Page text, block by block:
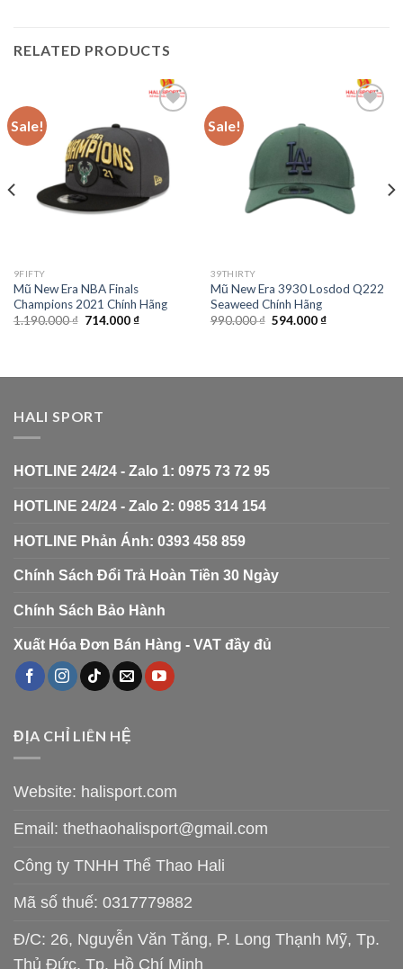
RELATED PRODUCTS
Sale!
wishlist
9FIFTY
Mũ New Era NBA Finals
Champions 2021 Chính Hãng
1.190.000₫ 714.000₫
Sale!
39THIRTY
Mũ New Era 3930 Losdod Q222
Seaweed Chính Hãng
990.000₫ 594.000₫
HALI SPORT
HOTLINE 24/24 - Zalo 1: 0975 73 72 95
HOTLINE 24/24 - Zalo 2: 0985 314 154
HOTLINE Phản Ánh: 0393 458 859
Chính Sách Đổi Trả Hoàn Tiền 30 Ngày
Chính Sách Bảo Hành
Xuất Hóa Đơn Bán Hàng - VAT đầy đủ
ĐỊA CHỈ LIÊN HỆ
Website: halisport.com
Email: thethaohalisport@gmail.com
Công ty TNHH Thể Thao Hali
Mã số thuế: 0317779882
Đ/C: 26, Nguyễn Văn Tăng, P. Long Thạnh Mỹ, Tp.
Thủ Đức, Tp. Hồ Chí Minh